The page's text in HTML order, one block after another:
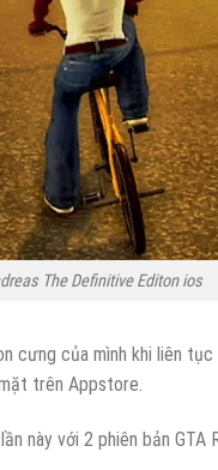
The Definitive Editon ios
cưng của mình khi liên
trên Appstore.
này với 2 phiên bản GTA